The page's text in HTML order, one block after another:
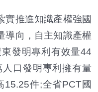
推進知識產權強國
導向，自主知識產權
發明專利有效量44
口發明專利擁有量
15.25件;全省PCT國